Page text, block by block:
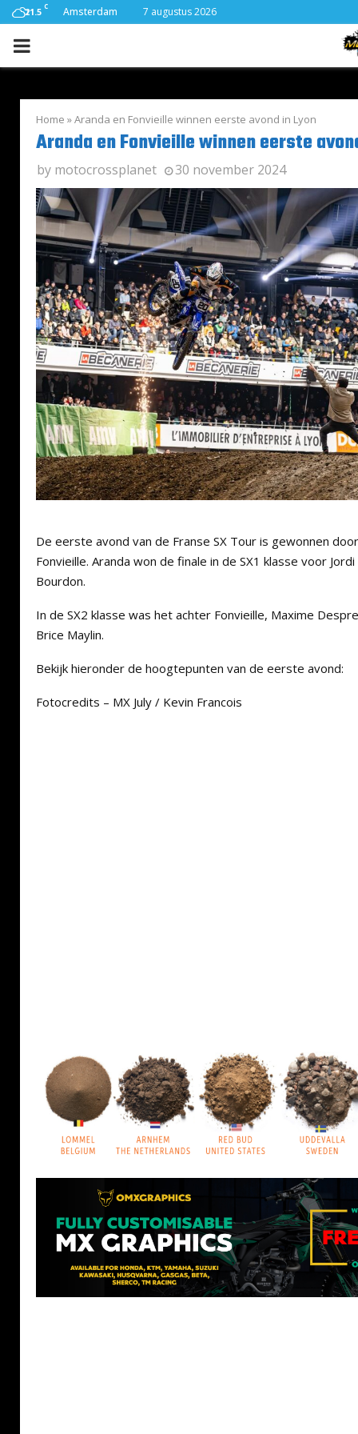
21.5 C Amsterdam 7 augustus 2026
PRIMARY
Home »Aranda en Fonvieille winnen eerste avond in Lyon
Aranda en Fonvieille winnen eerste
by motocrossplanet 30 november 2024
De eerste avond van de Franse SX Tour is gewonnen
Fonvieille. Aranda won de finale in de SX1 klasse voor
Bourdon.
In de SX2 klasse was het achter Fonvieille, Maxime
Brice Maylin.
Bekijk hieronder de hoogtepunten van de eerste avond:
Fotocredits – MX July / Kevin Francois